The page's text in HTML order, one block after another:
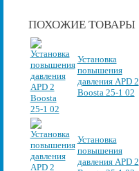
ПОХОЖИЕ ТОВАРЫ
Установка
повышения
давления APD 2
Boosta 25-1 02
Установка
повышения
давления APD 2